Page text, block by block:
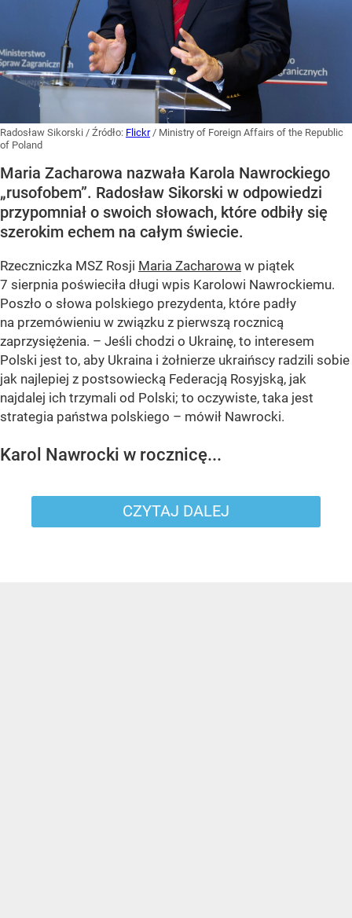
Radosław Sikorski / Źródło: Flickr / Ministry of Foreign Affairs of the Republic
of Poland
Maria Zacharowa nazwała Karola Nawrockiego
„rusofobem”. Radosław Sikorski w odpowiedzi
przypomniał o swoich słowach, które odbiły się
szerokim echem na całym świecie.
Rzeczniczka MSZ Rosji Maria Zacharowa w piątek
7 sierpnia poświeciła długi wpis Karolowi Nawrockiemu.
Poszło o słowa polskiego prezydenta, które padły
na przemówieniu w związku z pierwszą rocznicą
zaprzysiężenia. – Jeśli chodzi o Ukrainę, to interesem
Polski jest to, aby Ukraina i żołnierze ukraińscy radzili sobie
jak najlepiej z postsowiecką Federacją Rosyjską, jak
najdalej ich trzymali od Polski; to oczywiste, taka jest
strategia państwa polskiego – mówił Nawrocki.
Karol Nawrocki w rocznicę...
CZYTAJ DALEJ